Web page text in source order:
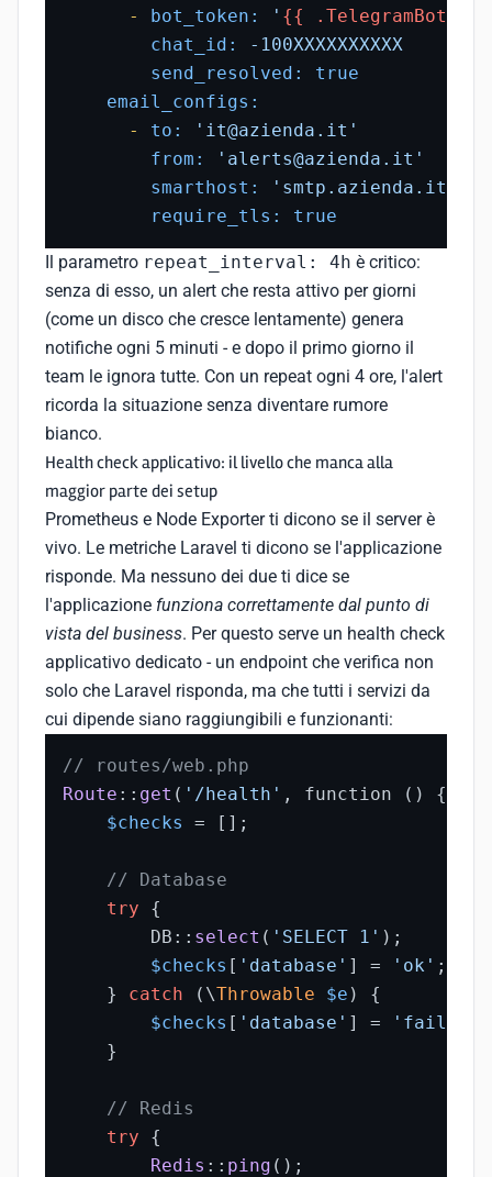
-
bot_token: ' {{
chat_id:
-100XXXXXXXXXX
send_resolved:
true
email_configs:
-
to:
'it@azienda.it'
from:
'alerts@azienda.it'
smarthost:
require_tls:
true
Il parametro repeat_interval: 4h è critico:
senza di esso, un alert che resta attivo per giorni
(come un disco che cresce lentamente) genera
notifiche ogni 5 minuti - e dopo il primo giorno il
team le ignora tutte. Con un repeat ogni 4 ore, l'alert
ricorda la situazione senza diventare rumore
bianco.
Health check applicativo: il livello che manca alla
maggior parte dei setup
Prometheus e Node Exporter ti dicono se il server è
vivo. Le metriche Laravel ti dicono se l'applicazione
risponde. Ma nessuno dei due ti dice se
l'applicazione funziona correttamente dal punto di
vista del business. Per questo serve un health check
applicativo dedicato - un endpoint che verifica non
solo che Laravel risponda, ma che tutti i servizi da
cui dipende siano raggiungibili e funzionanti:
// routes/web.php
Route :: get ( '/health' , function () {
$checks
= [];
// Database
try {
        DB::
select ( 'SELECT 1' );
$checks [ 'database' ] = 'ok' ;
    }
catch (\Throwable $e ) {
$checks [ 'database' ] = 'fail: '
    }
// Redis
try {
Redis :: ping ();